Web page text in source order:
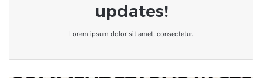
updates!
Lorem ipsum dolor sit amet, consectetur.